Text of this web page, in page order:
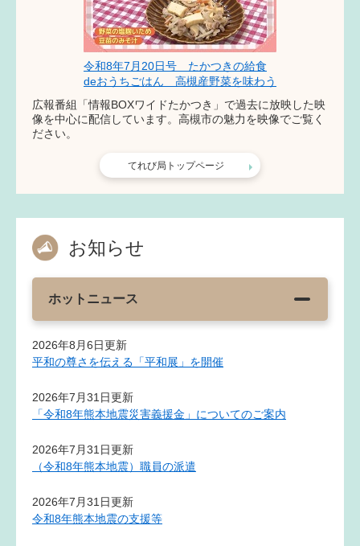
令和8年7月20日号 たかつきの給食
deおうちごはん 高槻産野菜を味わう
広報番組「情報BOXワイドたかつき」で過去に放映した映
像を中心に配信しています。高槻市の魅力を映像でご覧く
ださい。
てれび局トップページ
お知らせ
ホットニュース
2026年8月6日更新
平和の尊さを伝える「平和展」を開催
2026年7月31日更新
「令和8年熊本地震災害義援金」についてのご案内
2026年7月31日更新
（令和8年熊本地震）職員の派遣
2026年7月31日更新
令和8年熊本地震の支援等